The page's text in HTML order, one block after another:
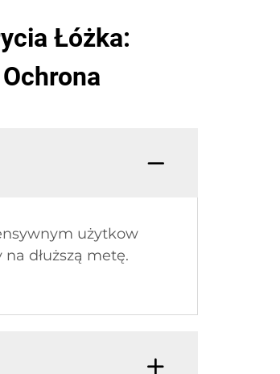
Łóżka:
użytkow
dłuższą metę.